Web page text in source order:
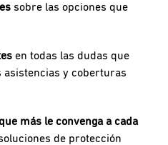
sobre las opciones que
en todas las dudas que
asistencias y coberturas
más le convenga a cada
de protección